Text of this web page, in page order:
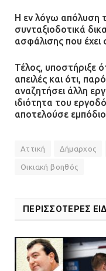
Η εν λόγω απόλυση
συνταξιοδοτικά
ασφάλισης που έχει
Τέλος, υποστήριξε
απειλές και ότι,
αναζητήσει άλλη
ιδιότητα του
αποτελούσε
Αττική Δήμαρχος
Οικιακή βοηθός
ΠΕΡΙΣΣΟΤΕΡΕΣ